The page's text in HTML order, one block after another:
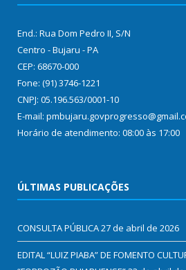
End.: Rua Dom Pedro II, S/N
Centro - Bujaru - PA
CEP: 68670-000
Fone: (91) 3746-1221
CNPJ: 05.196.563/0001-10
E-mail:
Horário de atendimento: 08:00 às 17:00
ÚLTIMAS PUBLICAÇÕES
CONSULTA PÚBLICA27 de abril de 2026
EDITAL “LUIZ PIABA” DE FOMENTO